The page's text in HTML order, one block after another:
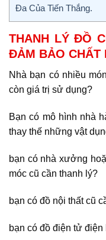
Đa Của Tiến Thắng.
THANH LÝ ĐỒ
ĐẢM BẢO CHẤT
Nhà bạn có nhiều
còn giá trị sử dụng?
Bạn có mô hình nhà
thay thế những vật
bạn có nhà xưởng
móc cũ cần thanh lý?
bạn có đồ nội thất cũ
bạn có đồ điện tử